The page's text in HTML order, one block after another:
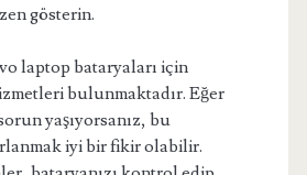
gösterin.
laptop bataryaları için
bulunmaktadır. Eğer
yaşıyorsanız, bu
iyi bir fikir olabilir.